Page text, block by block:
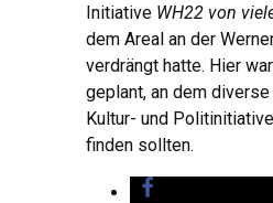
Initiative WH22 von
dem Areal an der
verdrängt hatte. Hier
geplant, an dem
Kultur- und
finden sollten.